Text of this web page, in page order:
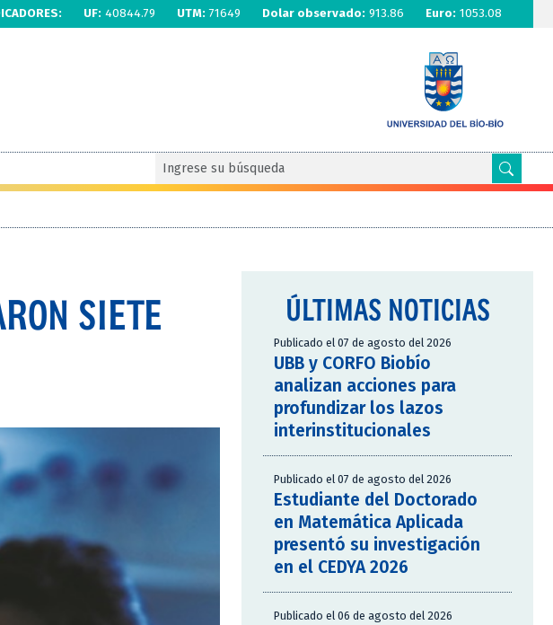
UF: 40844.79 UTM: 71649 Dolar observado: 913.86 Euro: 1053.08
SIETE
ÚLTIMAS NOTICIAS
Publicado el 07 de agosto del 2026
UBB y CORFO Biobío
analizan acciones para
profundizar los lazos
interinstitucionales
Publicado el 07 de agosto del 2026
Estudiante del Doctorado
en Matemática Aplicada
presentó su investigación
en el CEDYA 2026
Publicado el 06 de agosto del 2026